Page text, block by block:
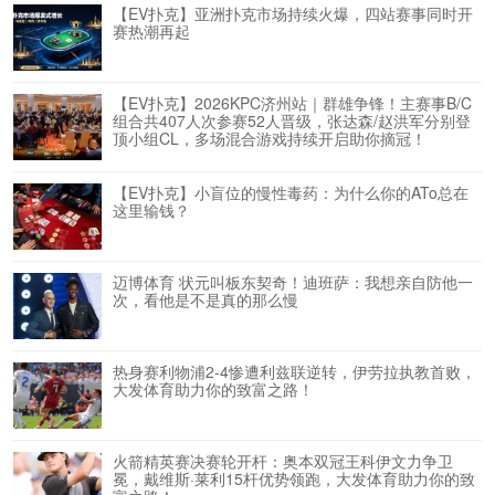
【EV扑克】亚洲扑克市场持续火爆，四站赛事同时开
赛热潮再起
【EV扑克】2026KPC济州站｜群雄争锋！主赛事B/C
组合共407人次参赛52人晋级，张达森/赵洪军分别登
顶小组CL，多场混合游戏持续开启助你摘冠！
【EV扑克】小盲位的慢性毒药：为什么你的ATo总在
这里输钱？
迈博体育 状元叫板东契奇！迪班萨：我想亲自防他一
次，看他是不是真的那么慢
热身赛利物浦2-4惨遭利兹联逆转，伊劳拉执教首败，
大发体育助力你的致富之路！
火箭精英赛决赛轮开杆：奥本双冠王科伊文力争卫
冕，戴维斯·莱利15杆优势领跑，大发体育助力你的致